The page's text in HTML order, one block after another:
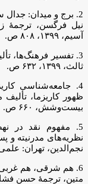
2. برج و میدان:
نیل فرگسن، ترجمۀ
آسیم‌‫، ‫۱۳۹۹، ‫۸۰۸ ص.
3. تفسیر فرهنگ‌ها،
ثالث، ۱۳۹۹، ‫۶۳۲ ص.
4. جامعه‌شناسی
بیست‌وشش، ۶۶۰ ص.
5. مفهوم نقد در
نظریه‌های مدرنیته و
نجم‌الدین، تهران: علمی و فرهنگی‌‫،
6. هم شرقی، هم
متین، ترجمۀ حسن فشارکی،